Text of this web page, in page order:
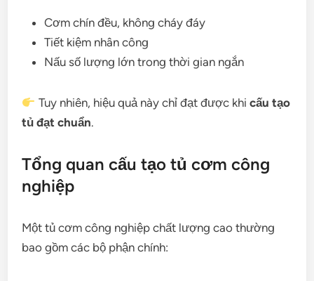
Cơm chín đều, không cháy đáy
Tiết kiệm nhân công
Nấu số lượng lớn trong thời gian ngắn
Tuy nhiên, hiệu quả này chỉ đạt được khi cấu tạo
tủ đạt chuẩn.
Tổng quan cấu tạo tủ cơm công
nghiệp
Một tủ cơm công nghiệp chất lượng cao thường
bao gồm các bộ phận chính: